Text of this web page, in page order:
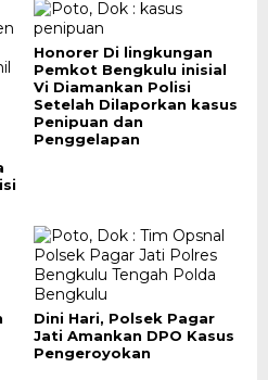
Honorer Di lingkungan
Pemkot Bengkulu inisial
Vi Diamankan Polisi
Setelah Dilaporkan kasus
Penipuan dan
Penggelapan
Dini Hari, Polsek Pagar
Jati Amankan DPO Kasus
Pengeroyokan